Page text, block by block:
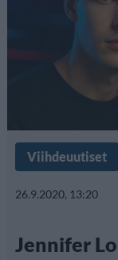
Viihdeuutiset
26.9.2020, 13:20
Jennifer